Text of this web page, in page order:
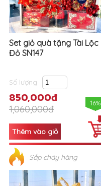
Set giỏ quà tặng Tài Lộc
Đỏ SN147
Số lượng
850,000đ
1,060,000đ
16%
Sắp cháy hàng